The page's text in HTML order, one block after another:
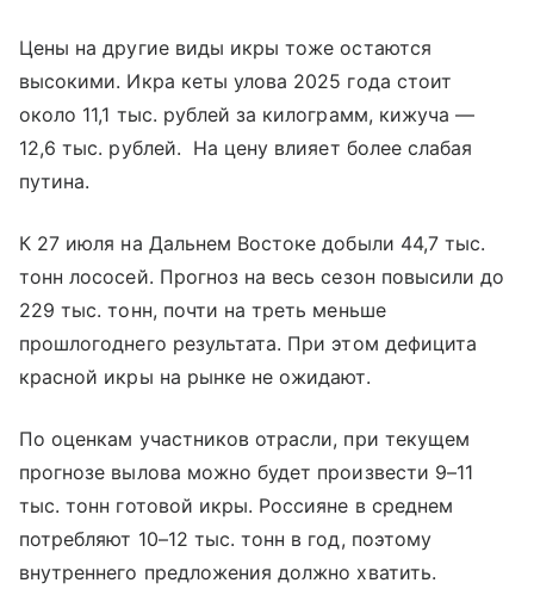
Цены на другие виды икры тоже остаются
высокими. Икра кеты улова 2025 года стоит
около 11,1 тыс. рублей за килограмм, кижуча —
12,6 тыс. рублей. На цену влияет более слабая
путина.
К 27 июля на Дальнем Востоке добыли 44,7 тыс.
тонн лососей. Прогноз на весь сезон повысили до
229 тыс. тонн, почти на треть меньше
прошлогоднего результата. При этом дефицита
красной икры на рынке не ожидают.
По оценкам участников отрасли, при текущем
прогнозе вылова можно будет произвести 9–11
тыс. тонн готовой икры. Россияне в среднем
потребляют 10–12 тыс. тонн в год, поэтому
внутреннего предложения должно хватить.